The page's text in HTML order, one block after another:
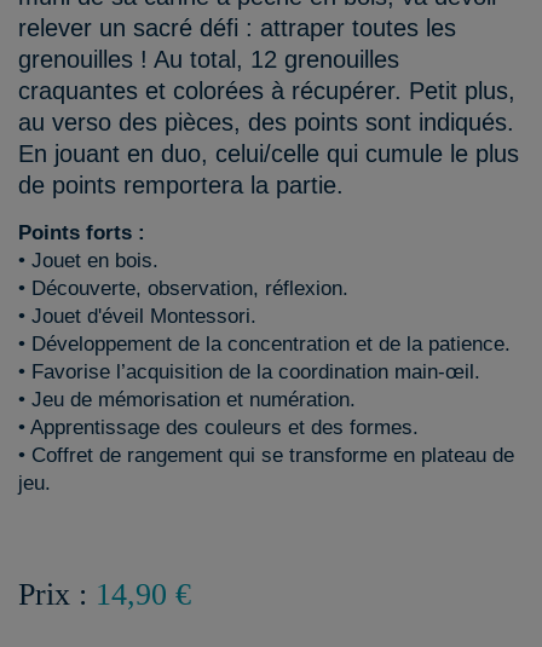
relever un sacré défi : attraper toutes les
grenouilles ! Au total, 12 grenouilles
craquantes et colorées à récupérer. Petit plus,
au verso des pièces, des points sont indiqués.
En jouant en duo, celui/celle qui cumule le plus
de points remportera la partie.
Points forts :
• Jouet en bois.
• Découverte, observation, réflexion.
• Jouet d'éveil Montessori.
• Développement de la concentration et de la patience.
• Favorise l’acquisition de la coordination main-œil.
• Jeu de mémorisation et numération.
• Apprentissage des couleurs et des formes.
• Coffret de rangement qui se transforme en plateau de
jeu.
Prix : 14,90 €